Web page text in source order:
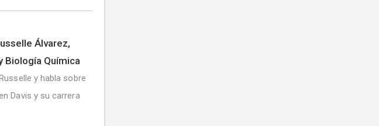
Álvarez,
Biología Química
y habla sobre
Davis y su carrera